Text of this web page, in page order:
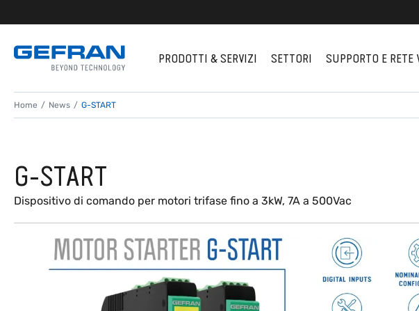
PRODOTTI & SERVIZI SETTORI SUPPORTO E RETE
Home News G-START
G-START
Dispositivo di comando per motori trifase fino a 3kW, 7A a 500Vac